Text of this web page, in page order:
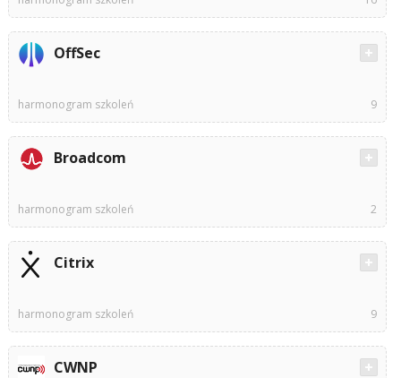
OffSec
harmonogram szkoleń 9
Broadcom
harmonogram szkoleń 2
Citrix
harmonogram szkoleń 9
CWNP